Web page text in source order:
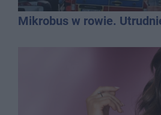
Mikrobus w rowie.